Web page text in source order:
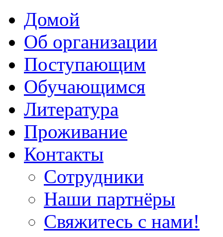
Домой
Об организации
Поступающим
Обучающимся
Литература
Проживание
Контакты
Сотрудники
Наши партнёры
Свяжитесь с нами!